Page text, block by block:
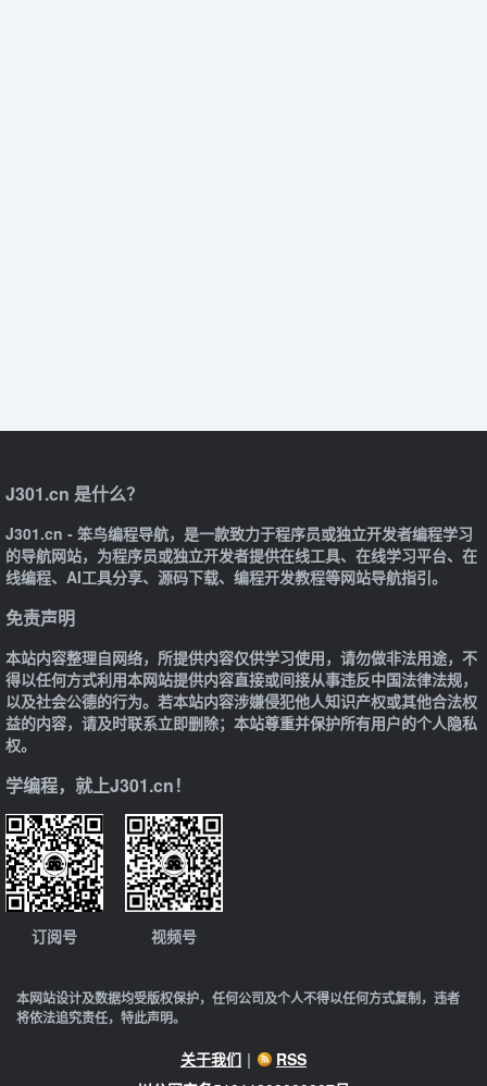
J301.cn 是什么？
J301.cn - 笨鸟编程导航，是一款致力于程序员或独立开发者编程学习
的导航网站，为程序员或独立开发者提供在线工具、在线学习平台、在
线编程、AI工具分享、源码下载、编程开发教程等网站导航指引。
免责声明
本站内容整理自网络，所提供内容仅供学习使用，请勿做非法用途，不
得以任何方式利用本网站提供内容直接或间接从事违反中国法律法规，
以及社会公德的行为。若本站内容涉嫌侵犯他人知识产权或其他合法权
益的内容，请及时联系立即删除；本站尊重并保护所有用户的个人隐私
权。
学编程，就上J301.cn！
订阅号 视频号
本网站设计及数据均受版权保护，任何公司及个人不得以任何方式复制，违者
将依法追究责任，特此声明。
关于我们 | RSS